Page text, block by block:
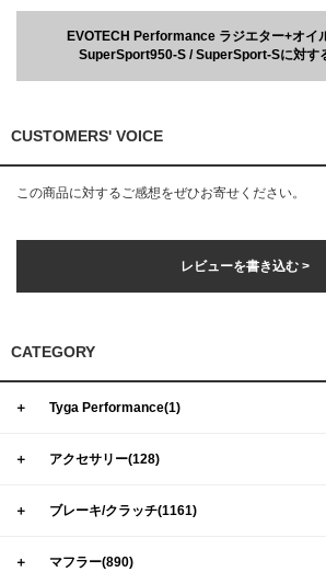
EVOTECH Performance ラジエター+オイ
SuperSport950-S / SuperSport-Sに対す
CUSTOMERS' VOICE
この商品に対するご感想をぜひお寄せください。
レビューを書き込む >
CATEGORY
＋ Tyga Performance(1)
＋ アクセサリー(128)
＋ ブレーキ/クラッチ(1161)
＋ マフラー(890)